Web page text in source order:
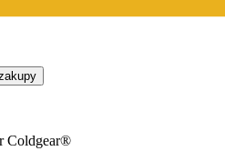
Coldgear®